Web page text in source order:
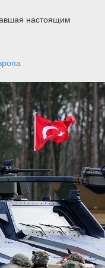
настоящим